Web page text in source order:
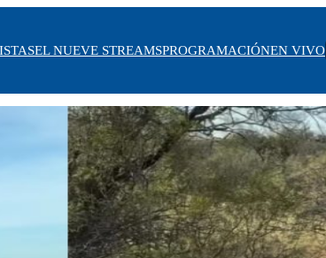
EL NUEVE STREAMSPROGRAMACIÓNEN VIVO